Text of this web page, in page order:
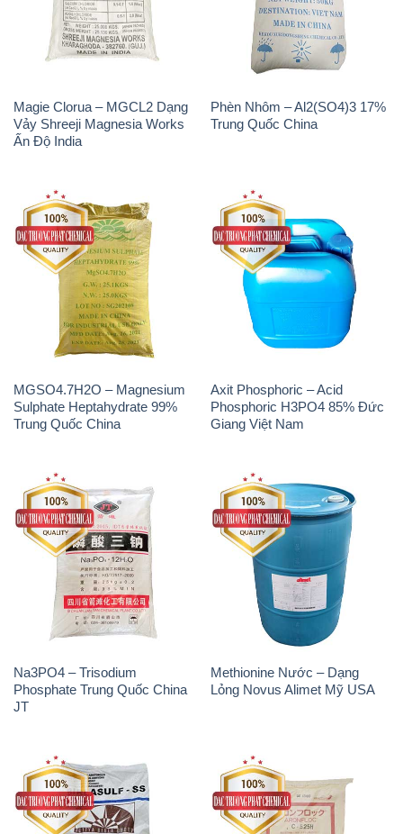
Magie Clorua – MGCL2 Dạng
Vảy Shreeji Magnesia Works
Ấn Độ India
Phèn Nhôm – Al2(SO4)3 17%
Trung Quốc China
MGSO4.7H2O – Magnesium
Sulphate Heptahydrate 99%
Trung Quốc China
Axit Phosphoric – Acid
Phosphoric H3PO4 85% Đức
Giang Việt Nam
Na3PO4 – Trisodium
Phosphate Trung Quốc China
JT
Methionine Nước – Dạng
Lỏng Novus Alimet Mỹ USA